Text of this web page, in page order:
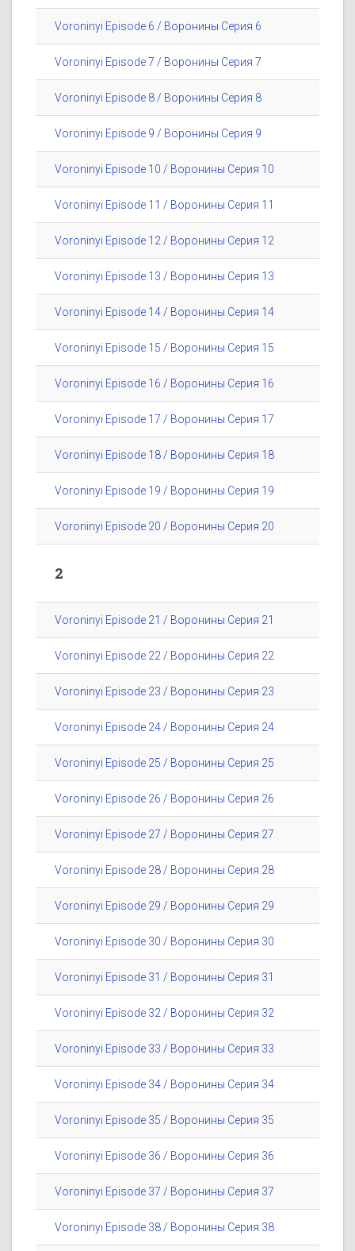
Voroninyi Episode 6 / Воронины Серия 6
Voroninyi Episode 7 / Воронины Серия 7
Voroninyi Episode 8 / Воронины Серия 8
Voroninyi Episode 9 / Воронины Серия 9
Voroninyi Episode 10 / Воронины Серия 10
Voroninyi Episode 11 / Воронины Серия 11
Voroninyi Episode 12 / Воронины Серия 12
Voroninyi Episode 13 / Воронины Серия 13
Voroninyi Episode 14 / Воронины Серия 14
Voroninyi Episode 15 / Воронины Серия 15
Voroninyi Episode 16 / Воронины Серия 16
Voroninyi Episode 17 / Воронины Серия 17
Voroninyi Episode 18 / Воронины Серия 18
Voroninyi Episode 19 / Воронины Серия 19
Voroninyi Episode 20 / Воронины Серия 20
2
Voroninyi Episode 21 / Воронины Серия 21
Voroninyi Episode 22 / Воронины Серия 22
Voroninyi Episode 23 / Воронины Серия 23
Voroninyi Episode 24 / Воронины Серия 24
Voroninyi Episode 25 / Воронины Серия 25
Voroninyi Episode 26 / Воронины Серия 26
Voroninyi Episode 27 / Воронины Серия 27
Voroninyi Episode 28 / Воронины Серия 28
Voroninyi Episode 29 / Воронины Серия 29
Voroninyi Episode 30 / Воронины Серия 30
Voroninyi Episode 31 / Воронины Серия 31
Voroninyi Episode 32 / Воронины Серия 32
Voroninyi Episode 33 / Воронины Серия 33
Voroninyi Episode 34 / Воронины Серия 34
Voroninyi Episode 35 / Воронины Серия 35
Voroninyi Episode 36 / Воронины Серия 36
Voroninyi Episode 37 / Воронины Серия 37
Voroninyi Episode 38 / Воронины Серия 38